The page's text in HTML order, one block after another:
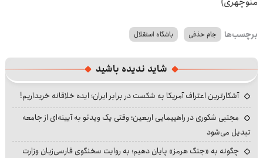
برچسب‌ها جام حذفی باشگاه استقلال
شاید ندیده باشید
آشکارترین اعتراف آمریکا به شکست در برابر ایران؛ ایده خلاقانه خریداریم!
مجتبی شکوری در راهپیمایی اربعین؛ وقتی یک ویدئو به آیینه‌ای از جامعه
تبدیل می‌شود
چگونه به «جنگ هرمز» پایان دهیم؛ به روایت سخنگوی فارسی‌زبان وزارت